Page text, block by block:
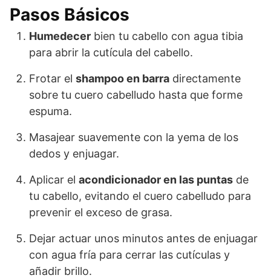
Pasos Básicos
Humedecer bien tu cabello con agua tibia
para abrir la cutícula del cabello.
Frotar el shampoo en barra directamente
sobre tu cuero cabelludo hasta que forme
espuma.
Masajear suavemente con la yema de los
dedos y enjuagar.
Aplicar el acondicionador en las puntas de
tu cabello, evitando el cuero cabelludo para
prevenir el exceso de grasa.
Dejar actuar unos minutos antes de enjuagar
con agua fría para cerrar las cutículas y
añadir brillo.